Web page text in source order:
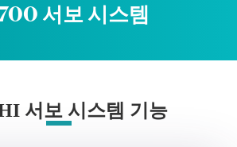
서보 시스템
서보 시스템 기능